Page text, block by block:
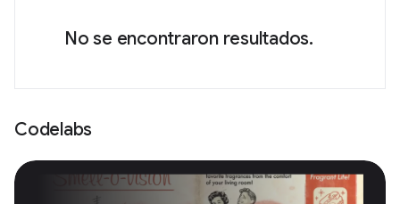
No se encontraron resultados.
Codelabs